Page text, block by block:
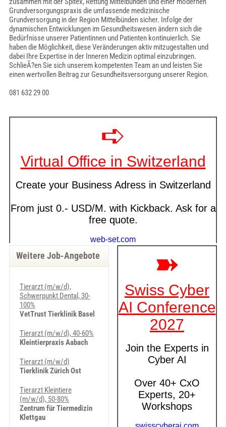
Grundversorgungspraxis die umfassende medizinische
Grundversorgung in der Region Mittelbünden sicher. Infolge der
dynamischen Entwicklungen im Gesundheitswesen ändern sich die
Bedürfnisse unserer Patientinnen und Patienten kontinuierlich. Sie
haben die Möglichkeit, diese Veränderungen aktiv mitzugestalten und
dabei Ihre Expertise in der Inneren Medizin optimal einzubringen.
SchlieÃ?en Sie sich unserem kompetenten Team an und leisten Sie
einen wertvollen Beitrag zur Gesundheitsversorgung unserer Region.
081 632 29 00
Weitere Job-Angebote
Tierarzt (m/w/d),
Schwerpunkt Dental, 30-
100%
VetTrust Tierklinik Basel
Tierarzt (m/w/d), 40-60%
Kleintierpraxis Aabach
Tierarzt (m/w/d)
Tierklinik Zürich Ost
Tierarzt Kleintiere
(m/w/d), 50-80%
Zentrum für Tiermedizin
Klettgau